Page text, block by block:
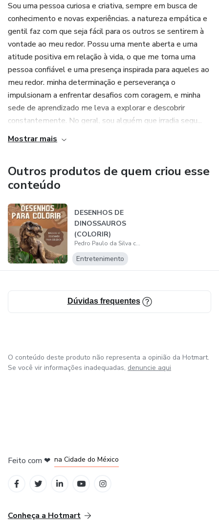
Sou uma pessoa curiosa e criativa, sempre em busca de
conhecimento e novas experiências. a natureza empática e
gentil faz com que seja fácil para os outros se sentirem à
vontade ao meu redor. Possu uma mente aberta e uma
atitude positiva em relação à vida, o que me torna uma
pessoa confiável e uma presença inspirada para aqueles ao
meu redor. minha determinação e perseverança o
impulsionam a enfrentar desafios com coragem, e minha
sede de aprendizado me leva a explorar e descobrir
constantemente. No geral, sou alguém que irradia segu...
Mostrar mais
Outros produtos de quem criou esse
conteúdo
DESENHOS DE
DINOSSAUROS
(COLORIR)
Pedro Paulo da Silva camucica
Entretenimento
Dúvidas frequentes
O conteúdo deste produto não representa a opinião da Hotmart.
Se você vir informações inadequadas, denuncie aqui
Feito com ❤ na Cidade do México
Conheça a Hotmart